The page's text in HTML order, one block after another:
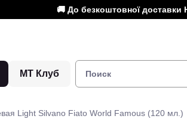
🚚 До безкоштовної доставки
МТ Клуб
Light Silvano Fiato World Famous (120 мл.)